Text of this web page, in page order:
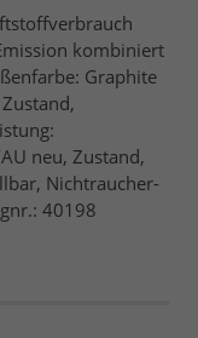
kombiniert
Graphite
neu, Zustand,
Nichtraucher-
40198